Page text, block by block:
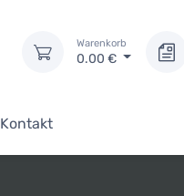
Warenkorb
0.00 €
Kontakt